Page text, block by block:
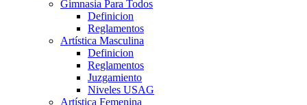
Gimnasia Para Todos
Definicion
Reglamentos
Artística Masculina
Definicion
Reglamentos
Juzgamiento
Niveles USAG
Artística Femenina